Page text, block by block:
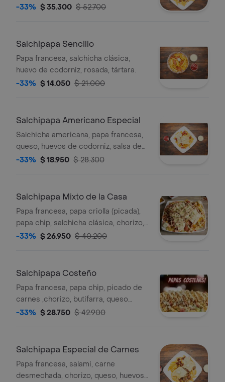
codorniz, plátano frito, salsa rosada,
-33% $ 35.300 $ 52.700
Salchipapa Sencillo
Papa francesa, salchicha clásica,
huevo de codorniz, rosada, tártara.
-33% $ 14.050 $ 21.000
Salchipapa Americano Especial
Salchicha americana, papa francesa,
queso, huevos de codorniz, salsa de
la casa..
-33% $ 18.950 $ 28.300
Salchipapa Mixto de la Casa
Papa francesa, papa criolla (picada),
papa chip, salchicha clásica, chorizo,
picado de carnes, queso rallado,
-33% $ 26.950 $ 40.200
Salchipapa Costeño
Papa francesa, papa chip, picado de
carnes ,chorizo, butifarra, queso
costeño, suero costeño, huevo frito,
-33% $ 28.750 $ 42.900
Salchipapa Especial de Carnes
Papa francesa, salami, carne
desmechada, chorizo, queso, huevos